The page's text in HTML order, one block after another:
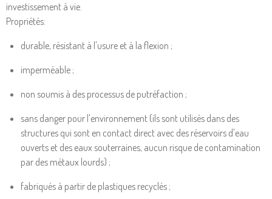
investissement à vie.
Propriétés:
durable, résistant à l'usure et à la flexion ;
imperméable ;
non soumis à des processus de putréfaction ;
sans danger pour l'environnement (ils sont utilisés dans des
structures qui sont en contact direct avec des réservoirs d'eau
ouverts et des eaux souterraines, aucun risque de contamination
par des métaux lourds) ;
fabriqués à partir de plastiques recyclés ;